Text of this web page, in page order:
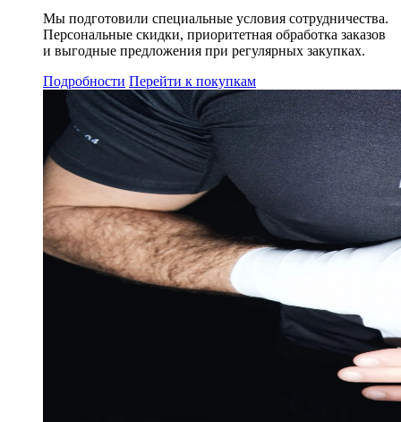
Мы подготовили специальные условия сотрудничества.
Персональные скидки, приоритетная обработка заказов
и выгодные предложения при регулярных закупках.
Подробности Перейти к покупкам